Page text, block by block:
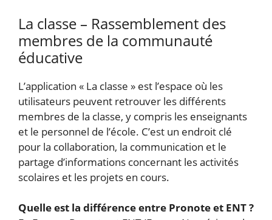
La classe – Rassemblement des
membres de la communauté
éducative
L’application « La classe » est l’espace où les
utilisateurs peuvent retrouver les différents
membres de la classe, y compris les enseignants
et le personnel de l’école. C’est un endroit clé
pour la collaboration, la communication et le
partage d’informations concernant les activités
scolaires et les projets en cours.
Quelle est la différence entre Pronote et ENT ?